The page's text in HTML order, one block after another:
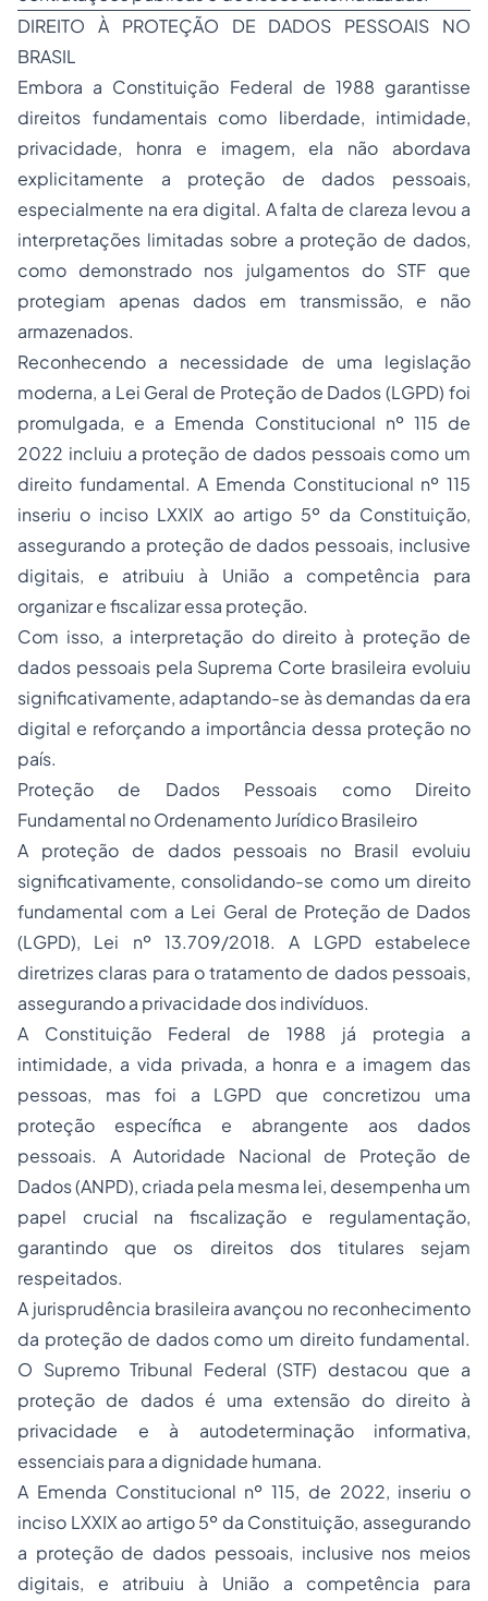
DIREITO À PROTEÇÃO DE DADOS PESSOAIS NO
BRASIL
Embora a Constituição Federal de 1988 garantisse
direitos fundamentais como liberdade, intimidade,
privacidade, honra e imagem, ela não abordava
explicitamente a proteção de dados pessoais,
especialmente na era digital. A falta de clareza levou a
interpretações limitadas sobre a proteção de dados,
como demonstrado nos julgamentos do STF que
protegiam apenas dados em transmissão, e não
armazenados.
Reconhecendo a necessidade de uma legislação
moderna, a Lei Geral de Proteção de Dados (LGPD) foi
promulgada, e a Emenda Constitucional nº 115 de
2022 incluiu a proteção de dados pessoais como um
direito fundamental. A Emenda Constitucional nº 115
inseriu o inciso LXXIX ao artigo 5º da Constituição,
assegurando a proteção de dados pessoais, inclusive
digitais, e atribuiu à União a competência para
organizar e fiscalizar essa proteção.
Com isso, a interpretação do direito à proteção de
dados pessoais pela Suprema Corte brasileira evoluiu
significativamente, adaptando-se às demandas da era
digital e reforçando a importância dessa proteção no
país.
Proteção de Dados Pessoais como Direito
Fundamental no Ordenamento Jurídico Brasileiro
A proteção de dados pessoais no Brasil evoluiu
significativamente, consolidando-se como um direito
fundamental com a Lei Geral de Proteção de Dados
(LGPD), Lei nº 13.709/2018. A LGPD estabelece
diretrizes claras para o tratamento de dados pessoais,
assegurando a privacidade dos indivíduos.
A Constituição Federal de 1988 já protegia a
intimidade, a vida privada, a honra e a imagem das
pessoas, mas foi a LGPD que concretizou uma
proteção específica e abrangente aos dados
pessoais. A Autoridade Nacional de Proteção de
Dados (ANPD), criada pela mesma lei, desempenha um
papel crucial na fiscalização e regulamentação,
garantindo que os direitos dos titulares sejam
respeitados.
A jurisprudência brasileira avançou no reconhecimento
da proteção de dados como um direito fundamental.
O Supremo Tribunal Federal (STF) destacou que a
proteção de dados é uma extensão do direito à
privacidade e à autodeterminação informativa,
essenciais para a dignidade humana.
A Emenda Constitucional nº 115, de 2022, inseriu o
inciso LXXIX ao artigo 5º da Constituição, assegurando
a proteção de dados pessoais, inclusive nos meios
digitais, e atribuiu à União a competência para